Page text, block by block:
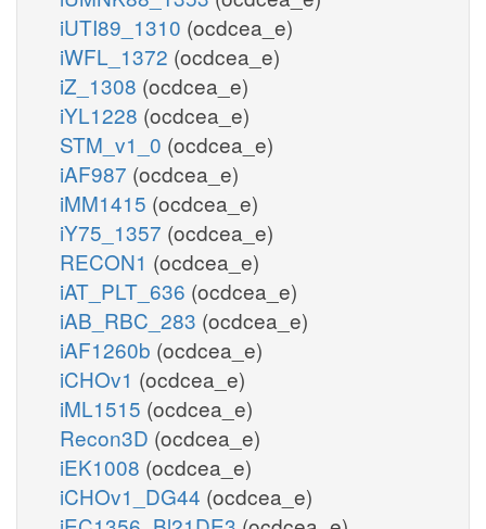
iUTI89_1310 (ocdcea_e)
iWFL_1372 (ocdcea_e)
iZ_1308 (ocdcea_e)
iYL1228 (ocdcea_e)
STM_v1_0 (ocdcea_e)
iAF987 (ocdcea_e)
iMM1415 (ocdcea_e)
iY75_1357 (ocdcea_e)
RECON1 (ocdcea_e)
iAT_PLT_636 (ocdcea_e)
iAB_RBC_283 (ocdcea_e)
iAF1260b (ocdcea_e)
iCHOv1 (ocdcea_e)
iML1515 (ocdcea_e)
Recon3D (ocdcea_e)
iEK1008 (ocdcea_e)
iCHOv1_DG44 (ocdcea_e)